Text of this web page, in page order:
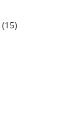
(15)